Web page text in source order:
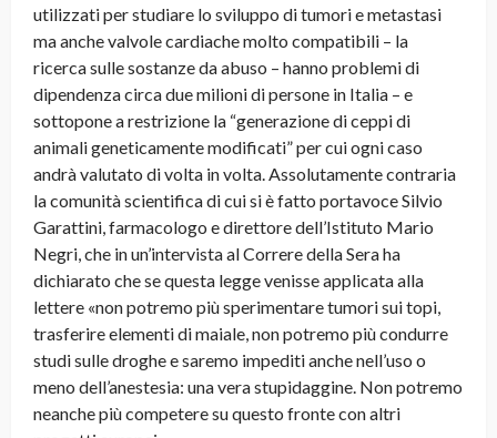
utilizzati per studiare lo sviluppo di tumori e metastasi
ma anche valvole cardiache molto compatibili – la
ricerca sulle sostanze da abuso – hanno problemi di
dipendenza circa due milioni di persone in Italia – e
sottopone a restrizione la “generazione di ceppi di
animali geneticamente modificati” per cui ogni caso
andrà valutato di volta in volta. Assolutamente contraria
la comunità scientifica di cui si è fatto portavoce Silvio
Garattini, farmacologo e direttore dell’Istituto Mario
Negri, che in un’intervista al Correre della Sera ha
dichiarato che se questa legge venisse applicata alla
lettere «non potremo più sperimentare tumori sui topi,
trasferire elementi di maiale, non potremo più condurre
studi sulle droghe e saremo impediti anche nell’uso o
meno dell’anestesia: una vera stupidaggine. Non potremo
neanche più competere su questo fronte con altri